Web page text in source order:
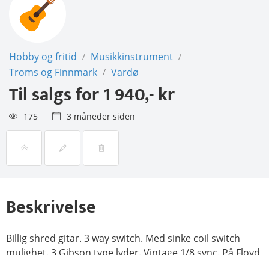
Hobby og fritid / Musikkinstrument /
Troms og Finnmark / Vardø
Til salgs for1 940,- kr
175 3 måneder siden
Beskrivelse
Billig shred gitar. 3 way switch. Med sinke coil switch